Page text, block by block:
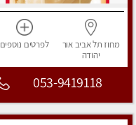
מחוז תל אביבאור
יהודה
לפרטים נוספים
053-9419118